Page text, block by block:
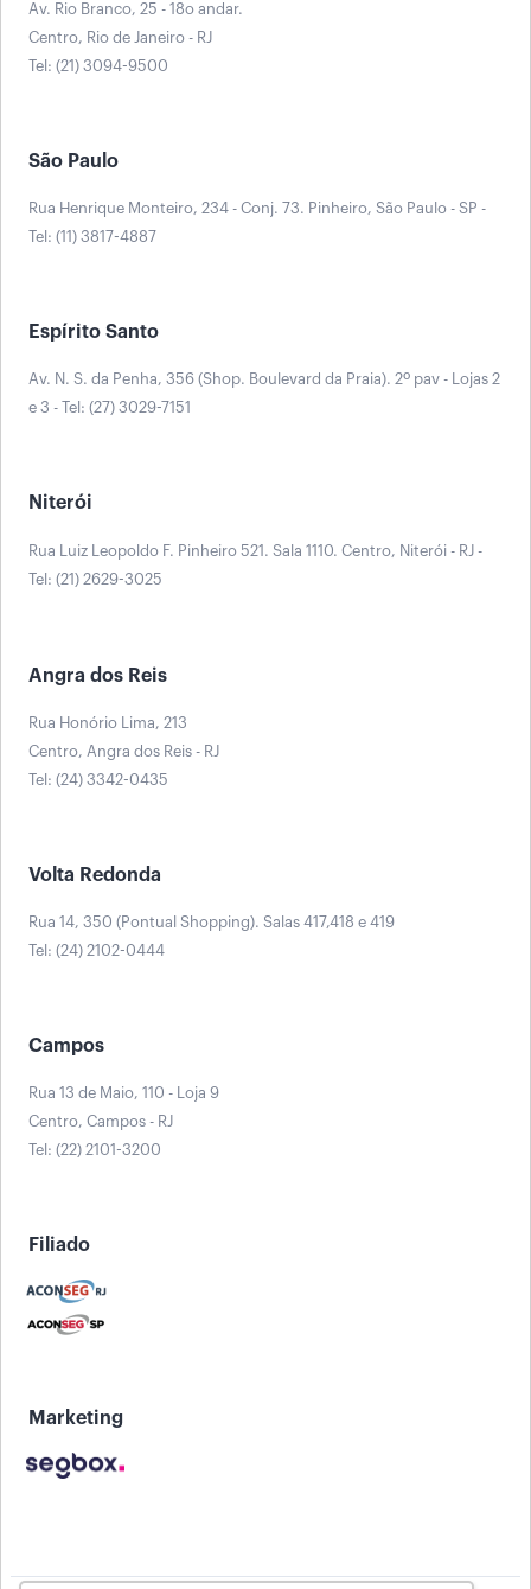
Av. Rio Branco, 25 - 18o andar.
Centro, Rio de Janeiro - RJ
Tel: (21) 3094-9500
São Paulo
Rua Henrique Monteiro, 234 - Conj. 73. Pinheiro, São Paulo - SP -
Tel: (11) 3817-4887
Espírito Santo
Av. N. S. da Penha, 356 (Shop. Boulevard da Praia). 2º pav - Lojas 2
e 3 - Tel: (27) 3029-7151
Niterói
Rua Luiz Leopoldo F. Pinheiro 521. Sala 1110. Centro, Niterói - RJ -
Tel: (21) 2629-3025
Angra dos Reis
Rua Honório Lima, 213
Centro, Angra dos Reis - RJ
Tel: (24) 3342-0435
Volta Redonda
Rua 14, 350 (Pontual Shopping). Salas 417,418 e 419
Tel: (24) 2102-0444
Campos
Rua 13 de Maio, 110 - Loja 9
Centro, Campos - RJ
Tel: (22) 2101-3200
Filiado
Marketing